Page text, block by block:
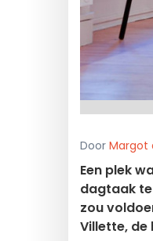
Door Margot
Een plek
dagtaak
zou
Villette, de